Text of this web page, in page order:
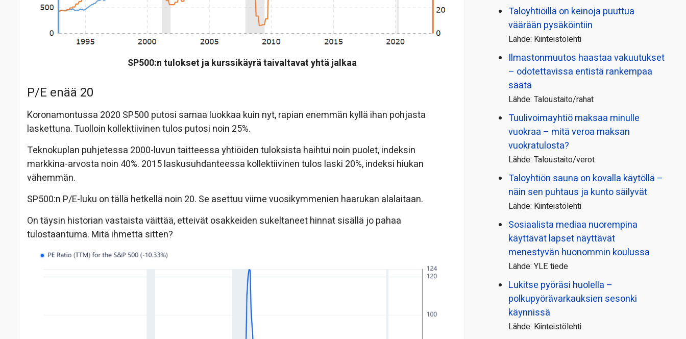
SP500:n tulokset ja kurssikäyrä taivaltavat yhtä jalkaa
P/E enää 20
Koronamontussa 2020 SP500 putosi samaa luokkaa kuin nyt, rapian enemmän kyllä ihan pohjasta
laskettuna. Tuolloin kollektiivinen tulos putosi noin 25%.
Teknokuplan puhjetessa 2000-luvun taitteessa yhtiöiden tuloksista haihtui noin puolet, indeksin
markkina-arvosta noin 40%. 2015 laskusuhdanteessa kollektiivinen tulos laski 20%, indeksi hiukan
vähemmän.
SP500:n P/E-luku on tällä hetkellä noin 20. Se asettuu viime vuosikymmenien haarukan alalaitaan.
On täysin historian vastaista väittää, etteivät osakkeiden sukeltaneet hinnat sisällä jo pahaa
tulostaantuma. Mitä ihmettä sitten?
Taloyhtiöillä on keinoja puuttua
väärään pysäköintiin
Lähde: Kiinteistölehti
Ilmastonmuutos haastaa vakuutukset
– odotettavissa entistä rankempaa
säätä
Lähde: Taloustaito/rahat
Tuulivoimayhtiö maksaa minulle
vuokraa – mitä veroa maksan
vuokratulosta?
Lähde: Taloustaito/verot
Taloyhtiön sauna on kovalla käytöllä –
näin sen puhtaus ja kunto säilyvät
Lähde: Kiinteistölehti
Sosiaalista mediaa nuorempina
käyttävät lapset näyttävät
menestyvän huonommin koulussa
Lähde: YLE tiede
Lukitse pyöräsi huolella –
polkupyörävarkauksien sesonki
käynnissä
Lähde: Kiinteistölehti